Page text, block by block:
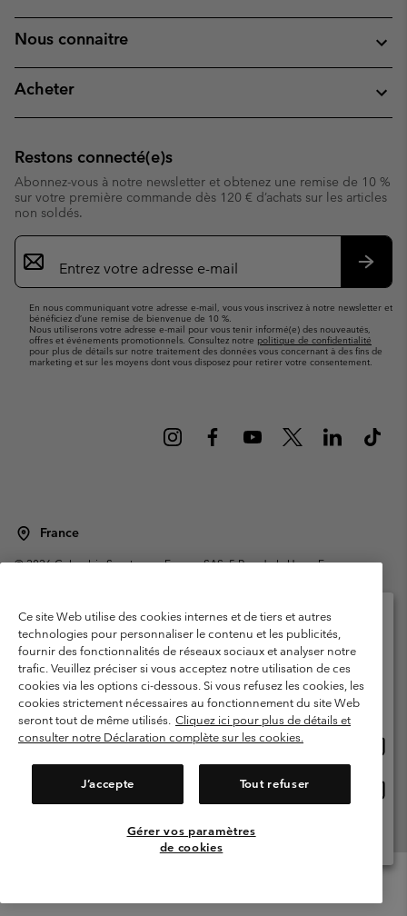
Nous connaitre
Acheter
Restons connecté(e)s
Abonnez-vous à notre newsletter et obtenez une remise de 10 %
sur votre première commande dès 120 € d’achats sur les articles
non soldés.
Inscription
par
e-
En nous communiquant votre adresse e-mail, vous vous inscrivez à notre newsletter et
bénéficiez d’une remise de bienvenue de 10 %.
Nous utiliserons votre adresse e-mail pour vous tenir informé(e) des nouveautés,
offres et événements promotionnels. Consultez notre politique de confidentialité
pour plus de détails sur notre traitement des données vous concernant à des fins de
marketing et sur les moyens dont vous disposez pour retirer votre consentement.
France
©2026Columbia Sportswear Europe SAS. 5 Rue de la Haye, Espace
Garanties Légales
Politique de confidentialité
Conditions d'utilisation - Membres
Conditions D'utilisation - Contenu généré par l'utilisateur
Impressum
Cookies
Public CBCR
Ce site Web utilise des cookies internes et de tiers et autres
technologies pour personnaliser le contenu et les publicités,
fournir des fonctionnalités de réseaux sociaux et analyser notre
trafic. Veuillez préciser si vous acceptez notre utilisation de ces
cookies via les options ci-dessous. Si vous refusez les cookies, les
cookies strictement nécessaires au fonctionnement du site Web
seront tout de même utilisés. Cliquez ici pour plus de détails et
consulter notre Déclaration complète sur les cookies.
J’accepte Tout refuser
Gérer vos paramètres
de cookies
Veuillez sélectionner votre pays d’expédition et
votre langue
Achats en ligne disponibles
United States
ligne
France
Voir Tous Les Pays